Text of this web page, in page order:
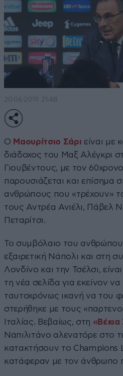
20·06·2019 21:48
Ο Μαουρίτσιο Σάρι είναι με
διάδοχος του Μαξ Αλέγκρι
Γιουβέντους, με τον
παρουσιάζεται και επίσημα
ανθρώπους που «τρέχουν»
τους Αντρέα Ανιέλι, Πάβελ
Πεταρίτσι.
Το συμβόλαιο του ανθρώπου
εξαιρετική Νάπολι και στη
Λονδίνο και την Τσέλσι,
τη νέα σελίδα για εκείνον να
ταυτοχρόνως ικανή να του
στερήθηκε με τους
Ιταλίας. Βεβαίως, στη «Βέκια
Ναπιλιτάνο αλενατόρε στο
κατακτήσουν το Champions
κατάφεραν με τον άνθρωπο